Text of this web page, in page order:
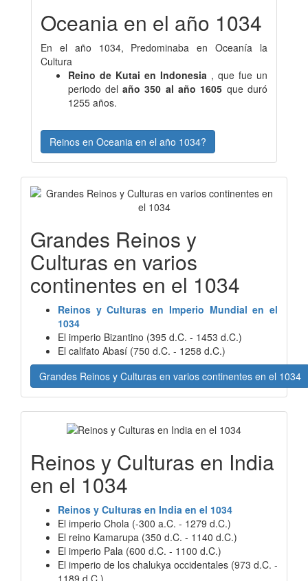
Oceania en el año 1034
En el año 1034, Predominaba en Oceanía la
Cultura
Reino de Kutai en Indonesia , que fue un
periodo del año 350 al año 1605 que duró
1255 años.
Reinos en Oceania en el año 1034?
Grandes Reinos y
Culturas en varios
continentes en el 1034
Reinos y Culturas en Imperio Mundial en el
1034
El imperio Bizantino (395 d.C. - 1453 d.C.)
El califato Abasí (750 d.C. - 1258 d.C.)
Grandes Reinos y Culturas en varios continentes en el 1034
Reinos y Culturas en India
en el 1034
Reinos y Culturas en India en el 1034
El imperio Chola (-300 a.C. - 1279 d.C.)
El reino Kamarupa (350 d.C. - 1140 d.C.)
El imperio Pala (600 d.C. - 1100 d.C.)
El imperio de los chalukya occidentales (973 d.C. -
1189 d.C.)